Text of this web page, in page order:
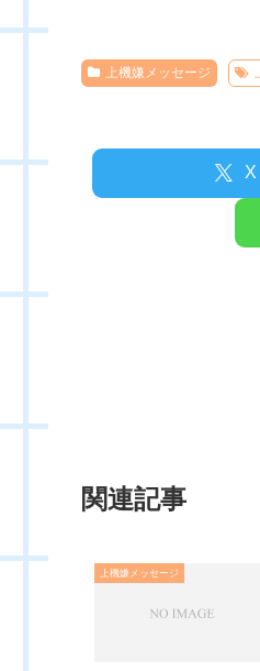
上機嫌メッセージ
X
関連記事
上機嫌メッセージ